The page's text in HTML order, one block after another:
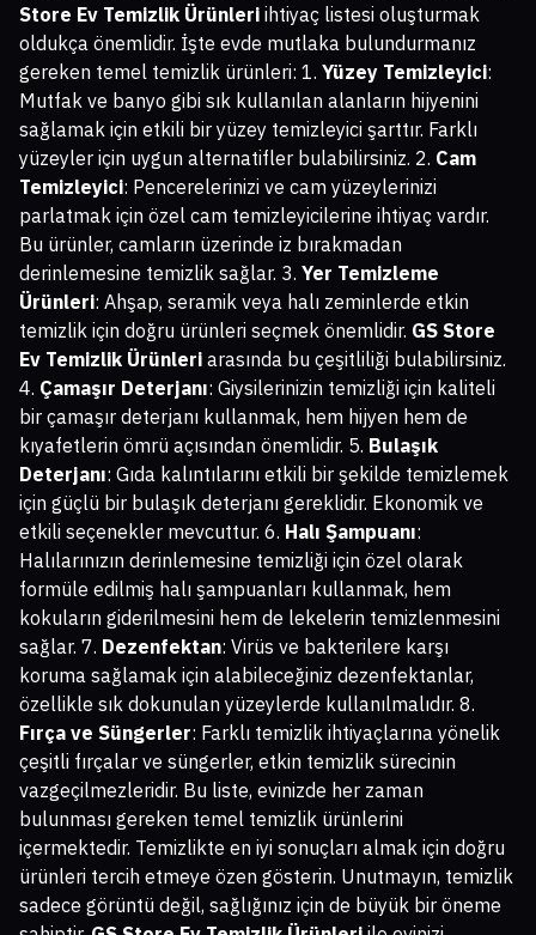
Store Ev Temizlik Ürünleri ihtiyaç listesi oluşturmak
oldukça önemlidir. İşte evde mutlaka bulundurmanız
gereken temel temizlik ürünleri: 1. Yüzey Temizleyici:
Mutfak ve banyo gibi sık kullanılan alanların hijyenini
sağlamak için etkili bir yüzey temizleyici şarttır. Farklı
yüzeyler için uygun alternatifler bulabilirsiniz. 2. Cam
Temizleyici: Pencerelerinizi ve cam yüzeylerinizi
parlatmak için özel cam temizleyicilerine ihtiyaç vardır.
Bu ürünler, camların üzerinde iz bırakmadan
derinlemesine temizlik sağlar. 3. Yer Temizleme
Ürünleri: Ahşap, seramik veya halı zeminlerde etkin
temizlik için doğru ürünleri seçmek önemlidir. GS Store
Ev Temizlik Ürünleri arasında bu çeşitliliği bulabilirsiniz.
4. Çamaşır Deterjanı: Giysilerinizin temizliği için kaliteli
bir çamaşır deterjanı kullanmak, hem hijyen hem de
kıyafetlerin ömrü açısından önemlidir. 5. Bulaşık
Deterjanı: Gıda kalıntılarını etkili bir şekilde temizlemek
için güçlü bir bulaşık deterjanı gereklidir. Ekonomik ve
etkili seçenekler mevcuttur. 6. Halı Şampuanı:
Halılarınızın derinlemesine temizliği için özel olarak
formüle edilmiş halı şampuanları kullanmak, hem
kokuların giderilmesini hem de lekelerin temizlenmesini
sağlar. 7. Dezenfektan: Virüs ve bakterilere karşı
koruma sağlamak için alabileceğiniz dezenfektanlar,
özellikle sık dokunulan yüzeylerde kullanılmalıdır. 8.
Fırça ve Süngerler: Farklı temizlik ihtiyaçlarına yönelik
çeşitli fırçalar ve süngerler, etkin temizlik sürecinin
vazgeçilmezleridir. Bu liste, evinizde her zaman
bulunması gereken temel temizlik ürünlerini
içermektedir. Temizlikte en iyi sonuçları almak için doğru
ürünleri tercih etmeye özen gösterin. Unutmayın, temizlik
sadece görüntü değil, sağlığınız için de büyük bir öneme